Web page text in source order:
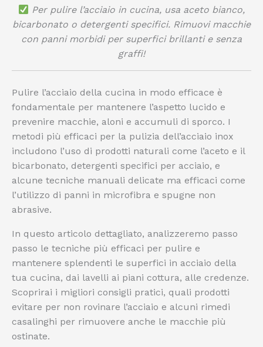
Per pulire l’acciaio in cucina, usa aceto bianco,
bicarbonato o detergenti specifici. Rimuovi macchie
con panni morbidi per superfici brillanti e senza
graffi!
Pulire l’acciaio della cucina in modo efficace è
fondamentale per mantenere l’aspetto lucido e
prevenire macchie, aloni e accumuli di sporco. I
metodi più efficaci per la pulizia dell’acciaio inox
includono l’uso di prodotti naturali come l’aceto e il
bicarbonato, detergenti specifici per acciaio, e
alcune tecniche manuali delicate ma efficaci come
l’utilizzo di panni in microfibra e spugne non
abrasive.
In questo articolo dettagliato, analizzeremo passo
passo le tecniche più efficaci per pulire e
mantenere splendenti le superfici in acciaio della
tua cucina, dai lavelli ai piani cottura, alle credenze.
Scoprirai i migliori consigli pratici, quali prodotti
evitare per non rovinare l’acciaio e alcuni rimedi
casalinghi per rimuovere anche le macchie più
ostinate.